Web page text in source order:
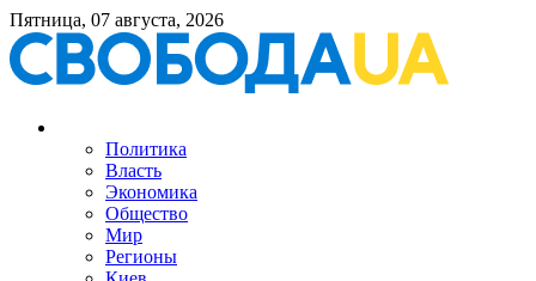
Пятница, 07 августа, 2026
Политика
Власть
Экономика
Общество
Мир
Регионы